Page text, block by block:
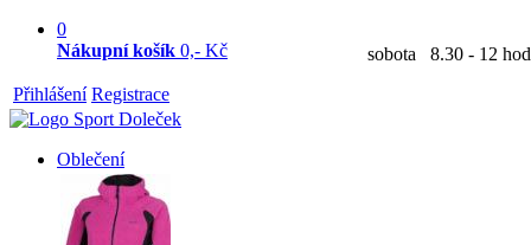
sobota 8.30 - 12 hod
0
Nákupní košík 0,- Kč
Přihlášení Registrace
Oblečení